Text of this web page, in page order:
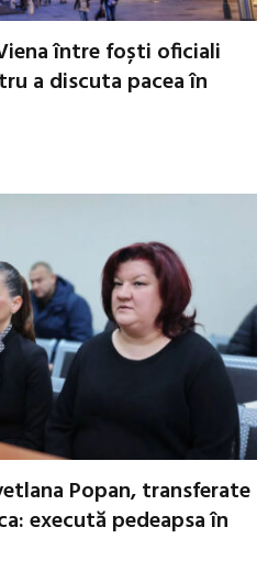
între foști oficiali
a discuta pacea în
Popan, transferate
execută pedeapsa în